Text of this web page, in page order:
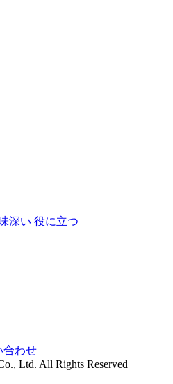
深い 役に立つ
合わせ
Ltd. All Rights Reserved